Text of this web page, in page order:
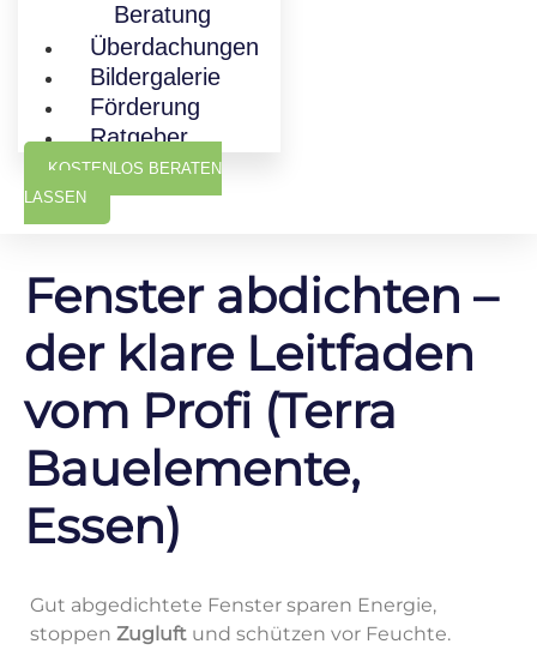
Beratung
Überdachungen
Bildergalerie
Förderung
Ratgeber
KOSTENLOS BERATEN
LASSEN
Fenster abdichten –
der klare Leitfaden
vom Profi (Terra
Bauelemente,
Essen)
Gut abgedichtete Fenster sparen Energie,
stoppen Zugluft und schützen vor Feuchte.